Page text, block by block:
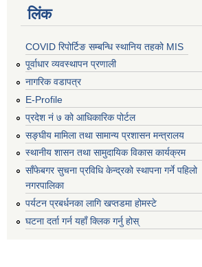
लिंक
COVID रिपोर्टिङ सम्बन्धि स्थानिय तहको MIS
पूर्वाधार व्यवस्थापन प्रणाली
नागरिक वडापत्र
E-Profile
प्रदेश नं ७ को आधिकारिक पोर्टल
सङ्घीय मामिला तथा सामान्य प्रशासन मन्त्रालय
स्थानीय शासन तथा सामुदायिक विकास कार्यक्रम
साँफेबगर सुचना प्रविधि केन्द्रको स्थापना गर्ने पहिलो
नगरपालिका
पर्यटन प्रबर्धनका लागि खप्तडमा होमस्टे
घटना दर्ता गर्न यहाँ क्लिक गर्नु होस्